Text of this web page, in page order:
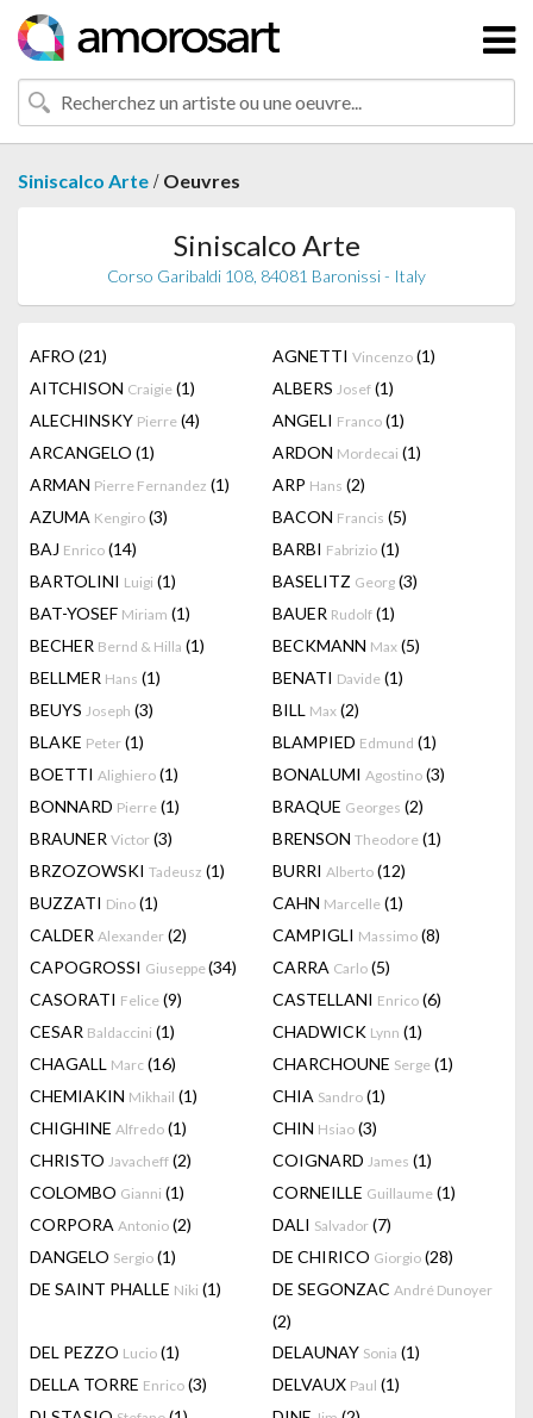
Siniscalco Arte / Oeuvres
Siniscalco Arte
Corso Garibaldi 108, 84081 Baronissi - Italy
AFRO (21) AGNETTI Vincenzo (1)
AITCHISON Craigie (1) ALBERS Josef (1)
ALECHINSKY Pierre (4) ANGELI Franco (1)
ARCANGELO (1) ARDON Mordecai (1)
ARMAN Pierre Fernandez (1) ARP Hans (2)
AZUMA Kengiro (3) BACON Francis (5)
BAJ Enrico (14) BARBI Fabrizio (1)
BARTOLINI Luigi (1) BASELITZ Georg (3)
BAT-YOSEF Miriam (1) BAUER Rudolf (1)
BECHER Bernd & Hilla (1) BECKMANN Max (5)
BELLMER Hans (1) BENATI Davide (1)
BEUYS Joseph (3) BILL Max (2)
BLAKE Peter (1) BLAMPIED Edmund (1)
BOETTI Alighiero (1) BONALUMI Agostino (3)
BONNARD Pierre (1) BRAQUE Georges (2)
BRAUNER Victor (3) BRENSON Theodore (1)
BRZOZOWSKI Tadeusz (1) BURRI Alberto (12)
BUZZATI Dino (1) CAHN Marcelle (1)
CALDER Alexander (2) CAMPIGLI Massimo (8)
CAPOGROSSI Giuseppe(34) CARRA Carlo (5)
CASORATI Felice (9) CASTELLANI Enrico (6)
CESAR Baldaccini (1) CHADWICK Lynn (1)
CHAGALL Marc (16) CHARCHOUNE Serge (1)
CHEMIAKIN Mikhail (1) CHIA Sandro (1)
CHIGHINE Alfredo (1) CHIN Hsiao (3)
CHRISTO Javacheff (2) COIGNARD James (1)
COLOMBO Gianni (1) CORNEILLE Guillaume (1)
CORPORA Antonio (2) DALI Salvador (7)
DANGELO Sergio (1) DE CHIRICO Giorgio (28)
DE SAINT PHALLE Niki (1) DE SEGONZAC André Dunoyer
(2)
DEL PEZZO Lucio (1) DELAUNAY Sonia (1)
DELLA TORRE Enrico (3) DELVAUX Paul (1)